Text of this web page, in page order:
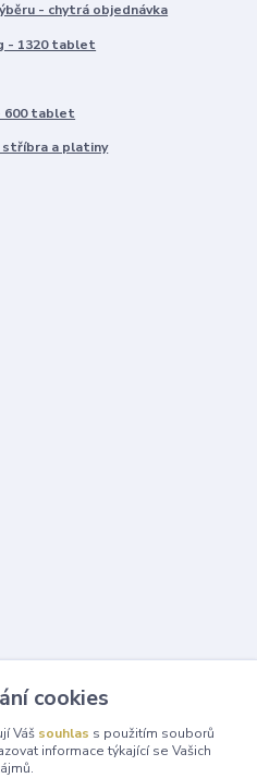
- chytrá objednávka
- 1320 tablet
600 tablet
stříbra a platiny
cookies
Váš souhlas s použitím souborů
informace týkající se Vašich